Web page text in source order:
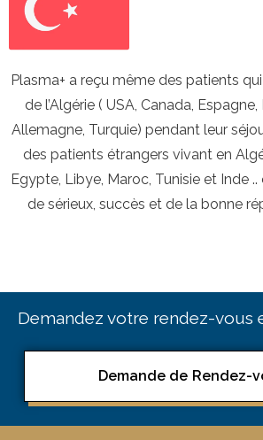
Plasma+ a reçu même des patients
de l’Algérie ( USA, Canada,
Allemagne, Turquie) pendant leur
des patients étrangers vivant en
Egypte, Libye, Maroc, Tunisie et Inde
de sérieux, succès et de la bonne
Demandez votre rendez-vous
Demande de Rendez-